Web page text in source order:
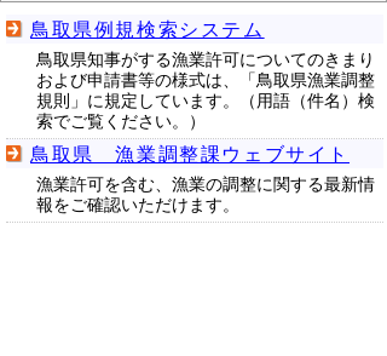
鳥取県例規検索システム
鳥取県知事がする漁業許可についてのきまり
および申請書等の様式は、「鳥取県漁業調整
規則」に規定しています。（用語（件名）検
索でご覧ください。）
鳥取県 漁業調整課ウェブサイト
漁業許可を含む、漁業の調整に関する最新情
報をご確認いただけます。